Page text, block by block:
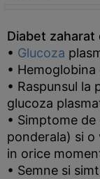
Diabet zaharat
• Glucoza
•
• Raspunsul la
glucoza
• Simptome
ponderala) si o
in orice
• Semne si